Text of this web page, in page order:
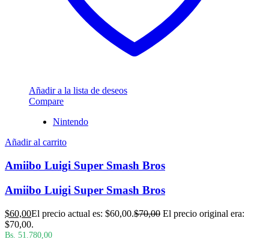
Añadir a la lista de deseos
Compare
Nintendo
Añadir al carrito
Amiibo Luigi Super Smash Bros
Amiibo Luigi Super Smash Bros
$60,00El precio actual es: $60,00.$70,00 El precio original era:
$70,00.
Bs. 51.780,00